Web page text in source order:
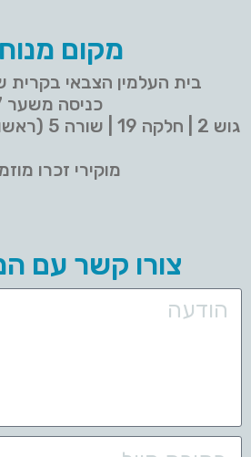
מקום
בית העלמין הצבאי בקרית
כניסה משער 7
גוש 2 | חלקה 19 | שורה 5 (ראשונה ממזרח) | קבר 9
מוקירי זכרו
צורו קשר עם